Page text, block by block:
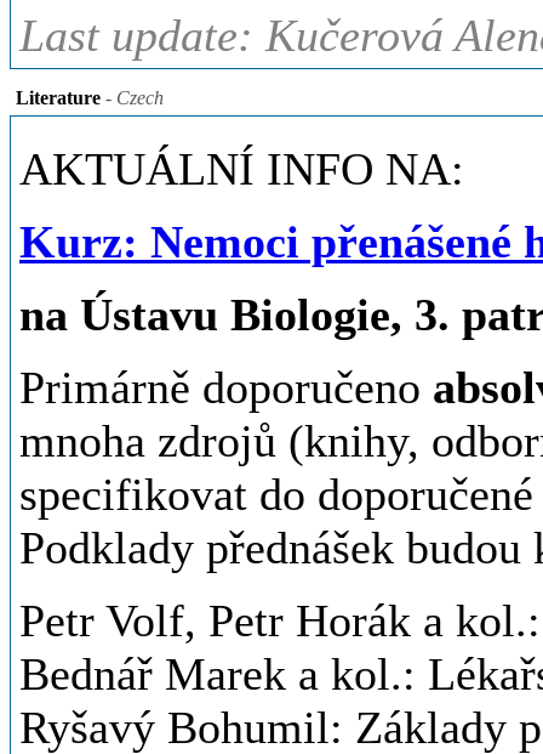
Last update: Kučerová
Literature - Czech
AKTUÁLNÍ INFO NA:
Kurz: Nemoci přenášené
na Ústavu Biologie, 3.
Primárně doporučeno
mnoha zdrojů (knihy,
specifikovat do
Podklady přednášek
Petr Volf, Petr Horák a
Bednář Marek a kol.:
Ryšavý Bohumil: Základy